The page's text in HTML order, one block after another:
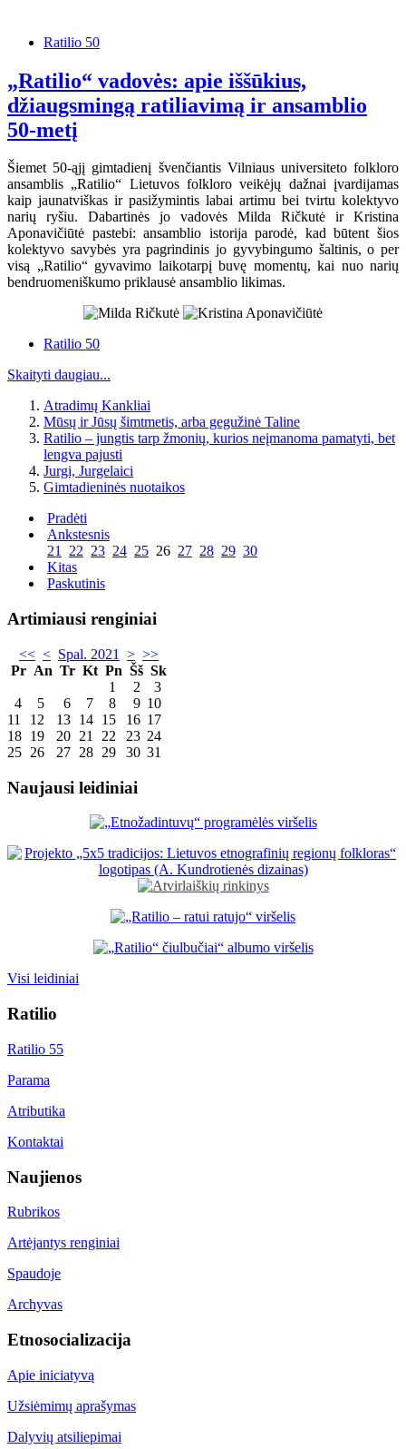
Ratilio 50
„Ratilio“ vadovės: apie iššūkius,
džiaugsmingą ratiliavimą ir ansamblio
50-metį
Šiemet 50-ąjį gimtadienį švenčiantis Vilniaus universiteto folkloro
ansamblis „Ratilio“ Lietuvos folkloro veikėjų dažnai įvardijamas
kaip jaunatviškas ir pasižymintis labai artimu bei tvirtu kolektyvo
narių ryšiu. Dabartinės jo vadovės Milda Ričkutė ir Kristina
Aponavičiūtė pastebi: ansamblio istorija parodė, kad būtent šios
kolektyvo savybės yra pagrindinis jo gyvybingumo šaltinis, o per
visą „Ratilio“ gyvavimo laikotarpį buvę momentų, kai nuo narių
bendruomeniškumo priklausė ansamblio likimas.
Ratilio 50
Skaityti daugiau...
Atradimų Kankliai
Mūsų ir Jūsų šimtmetis, arba gegužinė Taline
Ratilio – jungtis tarp žmonių, kurios neįmanoma pamatyti, bet
lengva pajusti
Jurgi, Jurgelaici
Gimtadieninės nuotaikos
Pradėti
Ankstesnis
21 22 23 24 25 26 27 28 29 30
Kitas
Paskutinis
Artimiausi renginiai
<< < Spal. 2021 > >>
Pr An Tr Kt Pn Šš Sk
1
2
3
4
5 6 7 8 9 10
11
12 13 14 15 16 17
18 19 20 21 22 23 24
25 26 27 28 29 30 31
Naujausi leidiniai
Visi leidiniai
Ratilio
Ratilio 55
Parama
Atributika
Kontaktai
Naujienos
Rubrikos
Artėjantys renginiai
Spaudoje
Archyvas
Etnosocializacija
Apie iniciatyvą
Užsiėmimų aprašymas
Dalyvių atsiliepimai